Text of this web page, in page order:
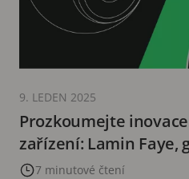
Prozkoumejte
zařízení: Lamin Faye,
spoluzakladatel
7 minutové čtení
9. LEDEN 2025